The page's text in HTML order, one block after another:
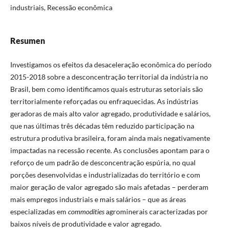
industriais, Recessão econômica
Resumen
Investigamos os efeitos da desaceleração econômica do período
2015-2018 sobre a desconcentração territorial da indústria no
Brasil, bem como identificamos quais estruturas setoriais são
territorialmente reforçadas ou enfraquecidas. As indústrias
geradoras de mais alto valor agregado, produtividade e salários,
que nas últimas três décadas têm reduzido participação na
estrutura produtiva brasileira, foram ainda mais negativamente
impactadas na recessão recente. As conclusões apontam para o
reforço de um padrão de desconcentração espúria, no qual
porções desenvolvidas e industrializadas do território e com
maior geração de valor agregado são mais afetadas – perderam
mais empregos industriais e mais salários – que as áreas
especializadas em commoditiesagrominerais caracterizadas por
baixos níveis de produtividade e valor agregado.